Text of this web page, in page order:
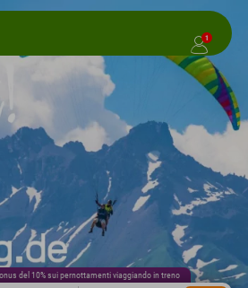
1
del 10% sui pernottamenti viaggiando in treno